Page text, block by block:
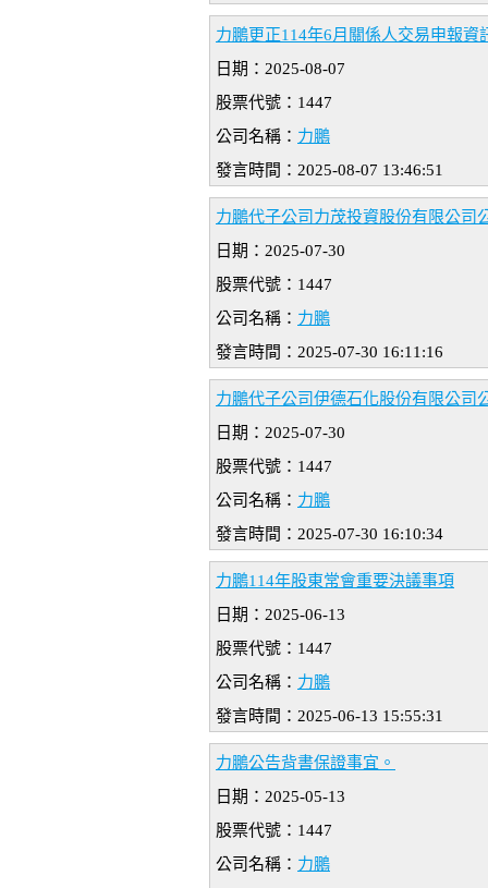
力鵬更正114年6月關係人交易申報資
日期：2025-08-07
股票代號：1447
公司名稱： 力鵬
發言時間：2025-08-07 13:46:51
力鵬代子公司力茂投資股份有限公司
日期：2025-07-30
股票代號：1447
公司名稱： 力鵬
發言時間：2025-07-30 16:11:16
力鵬代子公司伊德石化股份有限公司
日期：2025-07-30
股票代號：1447
公司名稱： 力鵬
發言時間：2025-07-30 16:10:34
力鵬114年股東常會重要決議事項
日期：2025-06-13
股票代號：1447
公司名稱： 力鵬
發言時間：2025-06-13 15:55:31
力鵬公告背書保證事宜。
日期：2025-05-13
股票代號：1447
公司名稱： 力鵬